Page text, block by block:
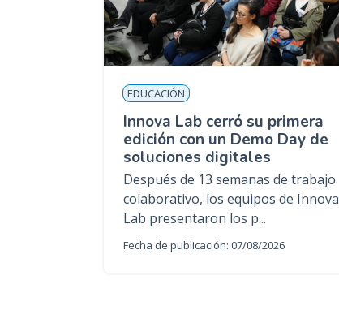
EDUCACIÓN
Innova Lab cerró su primera
edición con un Demo Day de
soluciones digitales
Después de 13 semanas de trabajo
colaborativo, los equipos de Innova
Lab presentaron los p...
Fecha de publicación: 07/08/2026